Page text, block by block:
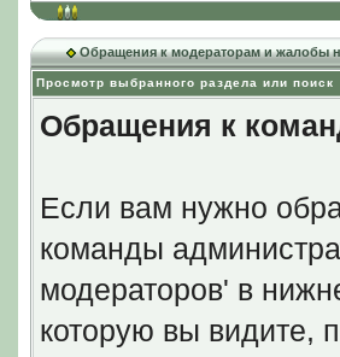
Обращения к модераторам и жалобы
Просмотр выбранного раздела или поиск
Обращения к
Если вам нужно
команды
модераторов' в
которую вы